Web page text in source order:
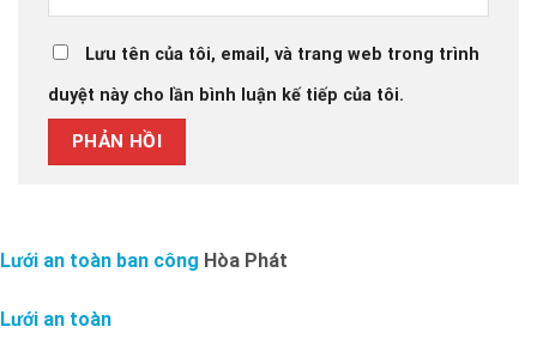
Lưu tên của tôi, email, và trang web trong trình
duyệt này cho lần bình luận kế tiếp của tôi.
Lưới an toàn ban công Hòa Phát
Lưới an toàn